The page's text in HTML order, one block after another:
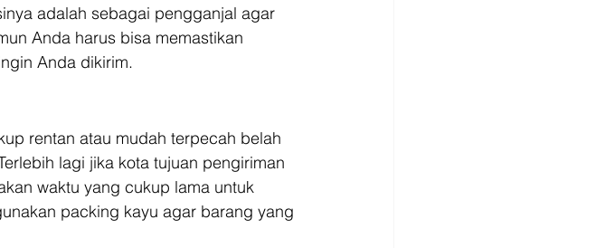
adalah sebagai pengganjal agar
Anda harus bisa memastikan
Anda dikirim.
rentan atau mudah terpecah belah
lagi jika kota tujuan pengiriman
waktu yang cukup lama untuk
packing kayu agar barang yang